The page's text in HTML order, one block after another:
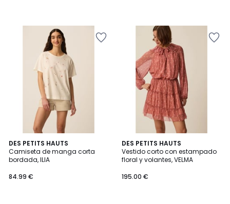
DES PETITS HAUTS
Camiseta de manga corta
bordada, ILIA
84.99 €
DES PETITS HAUTS
Vestido corto con estampado
floral y volantes, VELMA
195.00 €